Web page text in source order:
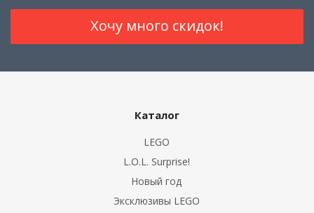
Каталог
LEGO
L.O.L. Surprise!
Новый год
Эксклюзивы LEGO